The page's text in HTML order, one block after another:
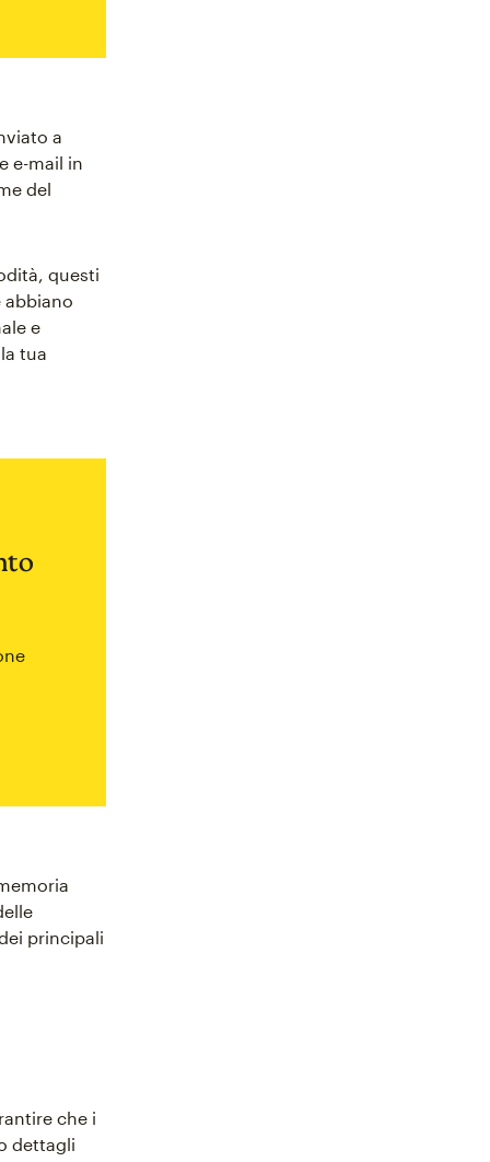
a
e-mail in
del
questi
abbiano
e
tua
principali
che i
dettagli